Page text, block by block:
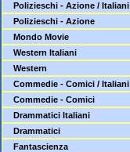
Polizieschi - Azione / Italiani
Polizieschi - Azione
Mondo Movie
Western Italiani
Western
Commedie - Comici / Italiani
Commedie - Comici
Drammatici Italiani
Drammatici
Fantascienza